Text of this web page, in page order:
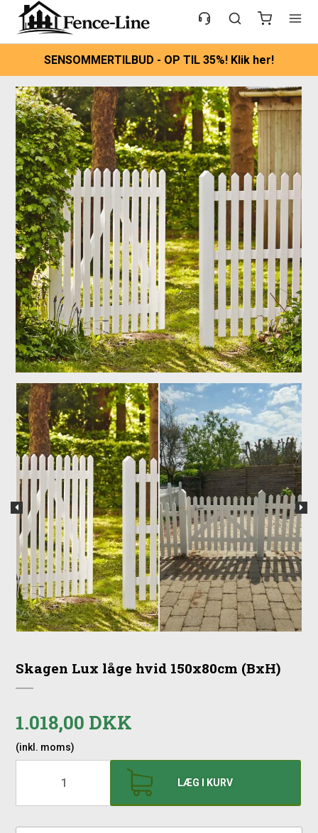
SENSOMMERTILBUD - OP TIL 35%! Klik her!
Skagen Lux låge hvid 150x80cm (BxH)
1.018,00 DKK
(inkl. moms)
LÆG I KURV